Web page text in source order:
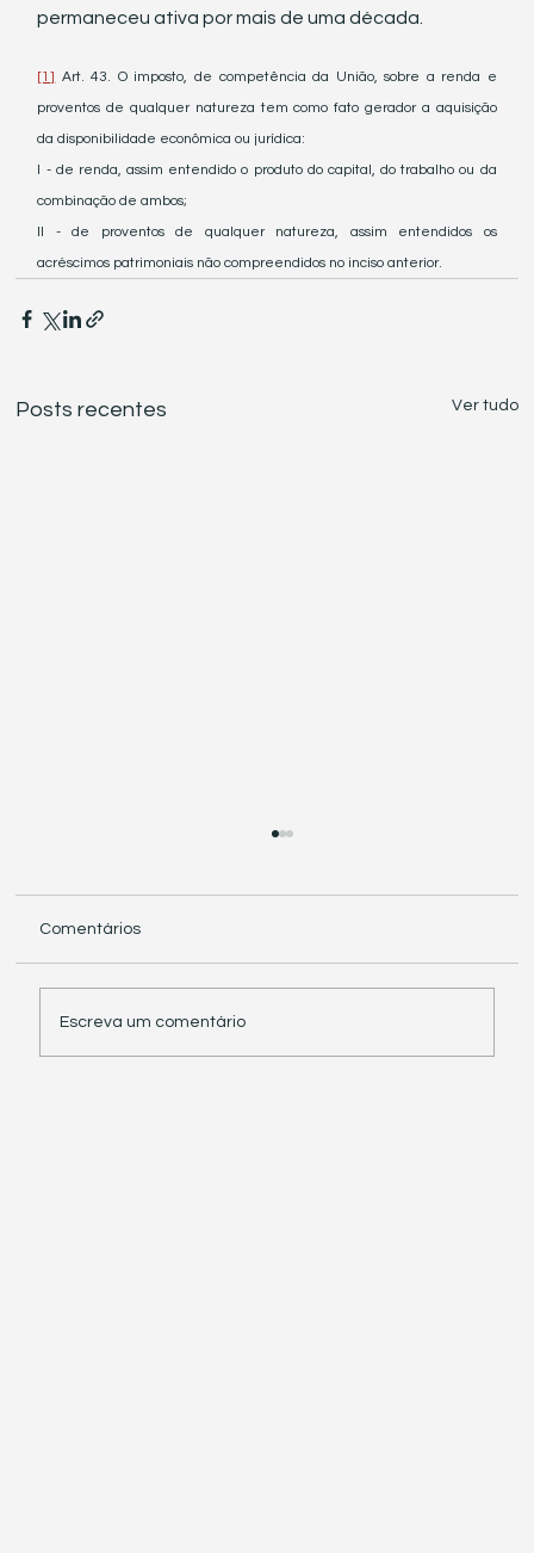
permaneceu ativa por mais de uma década.
[1] Art. 43. O imposto, de competência da União, sobre a renda e
proventos de qualquer natureza tem como fato gerador a aquisição
da disponibilidade econômica ou jurídica:
I - de renda, assim entendido o produto do capital, do trabalho ou da
combinação de ambos;
II - de proventos de qualquer natureza, assim entendidos os
acréscimos patrimoniais não compreendidos no inciso anterior.
Posts recentes Ver tudo
Comentários
Escreva um comentário